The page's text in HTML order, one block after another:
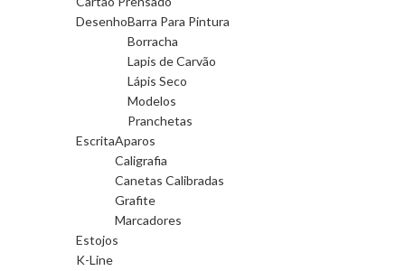
DesenhoBarra Para Pintura
Borracha
Lapis de Carvão
Lápis Seco
Modelos
Pranchetas
EscritaAparos
Caligrafia
Canetas Calibradas
Grafite
Marcadores
Estojos
K-Line